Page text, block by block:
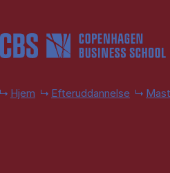
Hjem Efteruddannelse